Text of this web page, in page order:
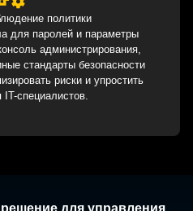
политики
для паролей и параметры
администрирования,
стандарты безопасности
риски и упростить
специалистов.
для управления